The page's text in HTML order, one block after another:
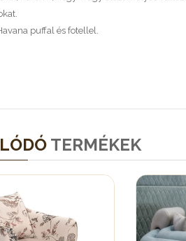
puffal és fotellel.
TERMÉKEK